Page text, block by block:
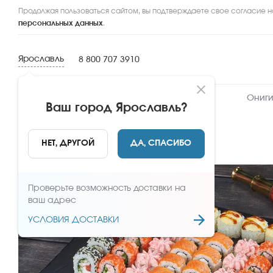
Продолжая пользоваться сайтом, вы подтверждаете свое согласие
персональных данных.
Ярославль
Ваш город Ярославль?
НЕТ, ДРУГОЙ ДА, СПАСИБО
Проверьте возможность доставки на
ваш адрес
УСЛОВИЯ ДОСТАВКИ
8 800 707 3910
НАЗАД